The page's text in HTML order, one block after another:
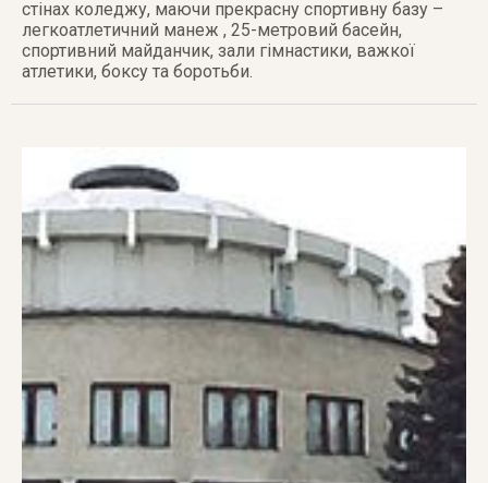
стінах коледжу, маючи прекрасну спортивну базу –
легкоатлетичний манеж , 25-метровий басейн,
спортивний майданчик, зали гімнастики, важкої
атлетики, боксу та боротьби.